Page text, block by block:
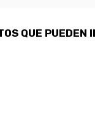
QUE PUEDEN